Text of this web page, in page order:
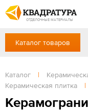
ОТДЕЛОЧНЫЕ МАТЕРИАЛЫ
Профи
Контакты
Доставка и оплата
Выставочный зал
Готовые решения
+7 (861) 217-94-70
Сб, Вс — выходной
ЗАКАЗАТЬ ЗВОНОК
Каталог товаров
Каталог |
Керамическая плитка
|